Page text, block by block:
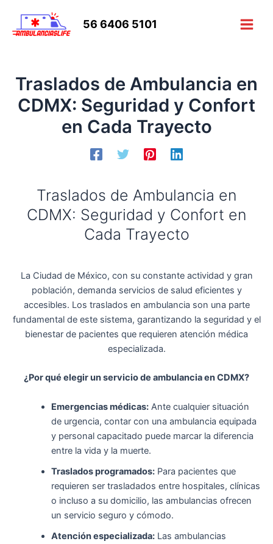
contenido
56 6406 5101
Main
Traslados de Ambulancia en
CDMX: Seguridad y Confort
en Cada Trayecto
Traslados de Ambulancia en
CDMX: Seguridad y Confort en
Cada Trayecto
La Ciudad de México, con su constante actividad y gran
población, demanda servicios de salud eficientes y
accesibles. Los traslados en ambulancia son una parte
fundamental de este sistema, garantizando la seguridad y el
bienestar de pacientes que requieren atención médica
especializada.
¿Por qué elegir un servicio de ambulancia en CDMX?
Emergencias médicas:Ante cualquier situación
de urgencia, contar con una ambulancia equipada
y personal capacitado puede marcar la diferencia
entre la vida y la muerte.
Traslados programados:Para pacientes que
requieren ser trasladados entre hospitales, clínicas
o incluso a su domicilio, las ambulancias ofrecen
un servicio seguro y cómodo.
Atención especializada:Las ambulancias